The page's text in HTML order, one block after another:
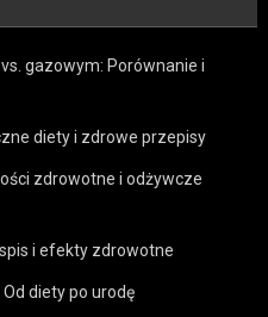
gazowym: Porównanie i
diety i zdrowe przepisy
zdrowotne i odżywcze
i efekty zdrowotne
diety po urodę